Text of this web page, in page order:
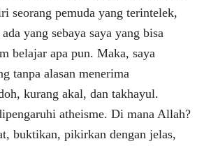
seorang pemuda yang terintelek,
yang sebaya saya yang bisa
belajar apa pun. Maka, saya
tanpa alasan menerima
kurang akal, dan takhayul.
atheisme. Di mana Allah?
buktikan, pikirkan dengan jelas,